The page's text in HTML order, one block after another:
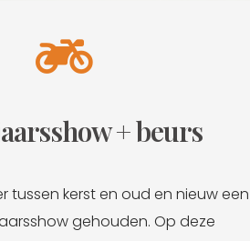
+ beurs
tussen kerst en oud en nieuw een
gehouden. Op deze